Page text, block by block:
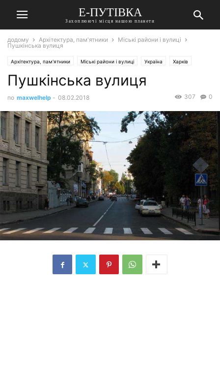
Е-ПУТІВКА
Захоплюючі місця нашою планети
додому Архітектура, пам'ятники
Міські райони і вулиці
Пушкінська вулиця
Архітектура, пам'ятники Міські райони і вулиці Україна Харків
Пушкінська вулиця
по maxwelhelp - 08.02.2018 0
307